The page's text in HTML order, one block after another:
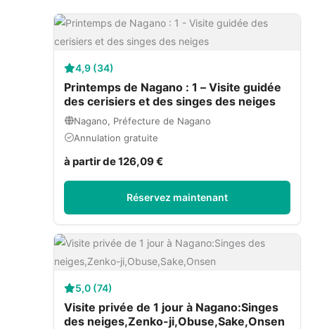
4,9 (34)
Printemps de Nagano : 1 – Visite guidée
des cerisiers et des singes des neiges
Nagano, Préfecture de Nagano
Annulation gratuite
à partir de 126,09 €
Réservez maintenant
5,0 (74)
Visite privée de 1 jour à Nagano:Singes
des neiges,Zenko-ji,Obuse,Sake,Onsen